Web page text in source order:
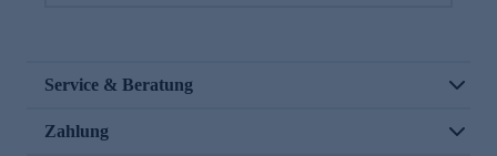
Service & Beratung
Zahlung